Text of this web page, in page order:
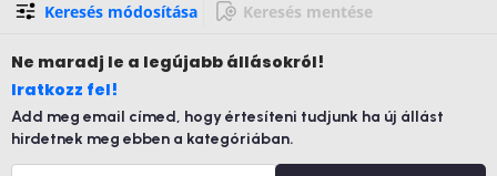
Keresés módosítása Keresés mentése
Ne maradj le a legújabb állásokról!
Iratkozz fel!
Add meg email címed, hogy értesíteni tudjunk ha új állást
hirdetnek meg ebben a kategóriában.